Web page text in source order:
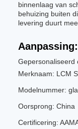
binnenlaag van
behuizing buiten
levering duurt
Aanpassing:
Gepersonaliseerd
Merknaam: LCM
Modelnummer:
Oorsprong: China
Certificering: